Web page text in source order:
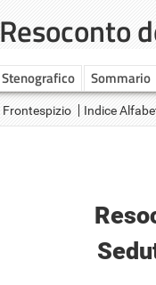
Resoconto
Stenografico Sommario
Frontespizio Indice